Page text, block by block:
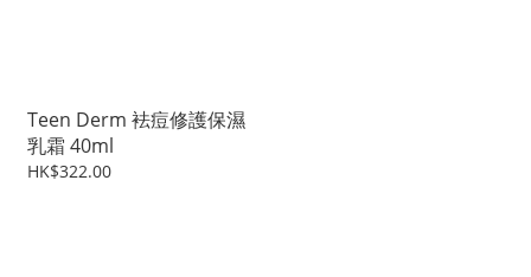
Teen Derm 袪痘修護保濕
乳霜 40ml
HK$322.00